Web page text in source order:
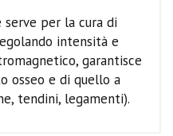
serve per la cura di
intensità e
garantisce
osseo e di quello a
tendini, legamenti).